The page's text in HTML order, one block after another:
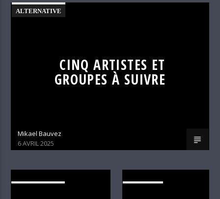
ALTERNATIVE
CINQ ARTISTES ET
GROUPES À SUIVRE
Mikael Bauvez
6 AVRIL 2025